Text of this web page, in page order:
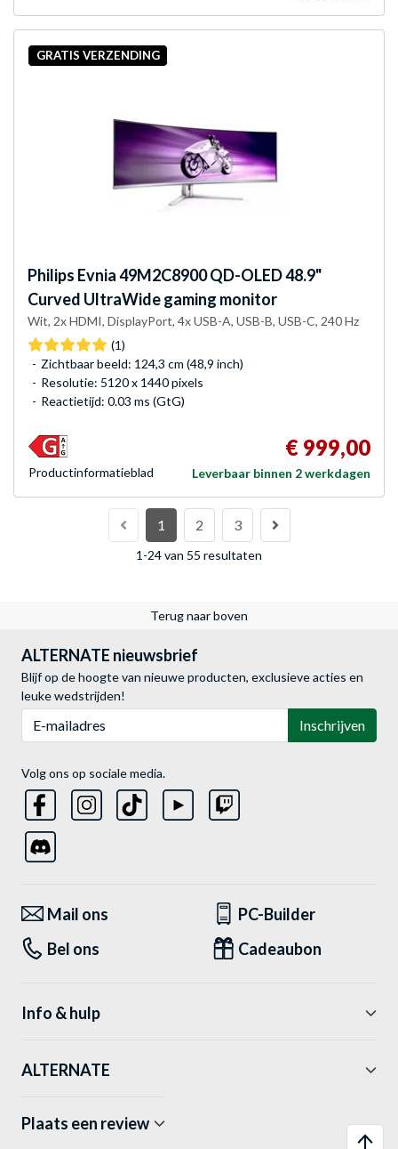
GRATIS VERZENDING
Philips Evnia 49M2C8900 QD-OLED 48.9"
Curved UltraWide gaming monitor
Wit, 2x HDMI, DisplayPort, 4x USB-A, USB-B, USB-C, 240 Hz
(1)
Zichtbaar beeld: 124,3 cm (48,9 inch)
Resolutie: 5120 x 1440 pixels
Reactietijd: 0.03 ms (GtG)
€ 999,00
Leverbaar binnen 2 werkdagen
Product­informatieblad
1 2 3
1-24 van 55 resultaten
Terug naar boven
ALTERNATE nieuwsbrief
Blijf op de hoogte van nieuwe producten, exclusieve acties en
leuke wedstrijden!
Inschrijven
Volg ons op sociale media.
Mail ons
PC-Builder
Bel ons
Cadeaubon
Info & hulp
ALTERNATE
Plaats een review